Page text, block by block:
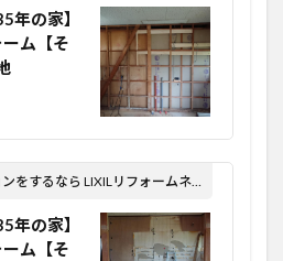
年の家】
ム【そ
ら LIXILリフォームネット Optima Reform！
年の家】
ム【そ